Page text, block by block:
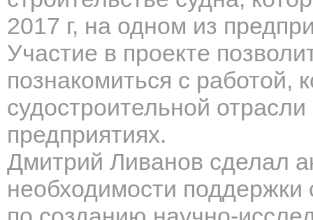
2017 г, на одном из
Участие в проекте
познакомиться с работой,
судостроительной
предприятиях.
Дмитрий Ливанов сделал
необходимости поддержки